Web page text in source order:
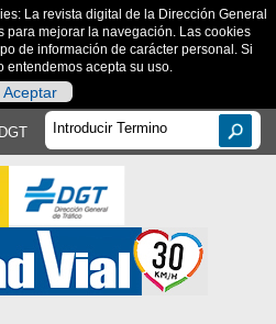
La revista digital de la Dirección General
para mejorar la navegación. Las cookies
de información de carácter personal. Si
entendemos acepta su uso.
Aceptar